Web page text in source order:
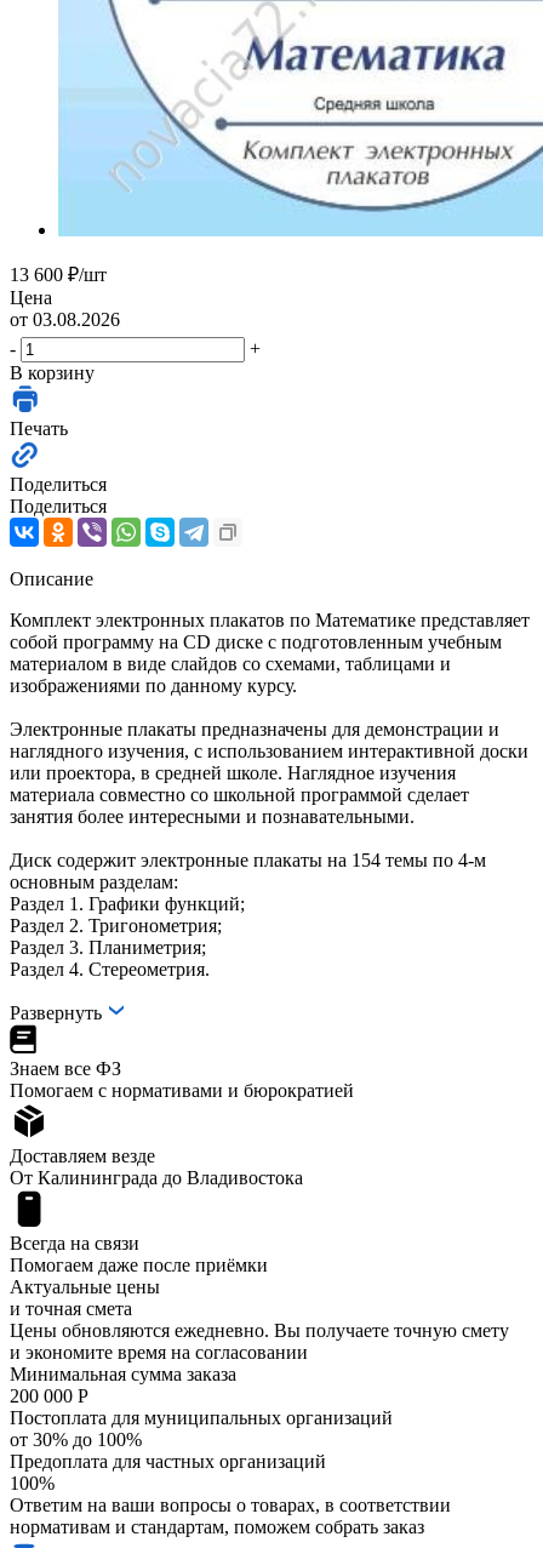
13 600 ₽/шт
Цена
от 03.08.2026
-
+
В корзину
Печать
Поделиться
Поделиться
Описание
Комплект электронных плакатов по Математике представляет
собой программу на CD диске с подготовленным учебным
материалом в виде слайдов со схемами, таблицами и
изображениями по данному курсу.
Электронные плакаты предназначены для демонстрации и
наглядного изучения, с использованием интерактивной доски
или проектора, в средней школе. Наглядное изучения
материала совместно со школьной программой сделает
занятия более интересными и познавательными.
Диск содержит электронные плакаты на 154 темы по 4-м
основным разделам:
Раздел 1. Графики функций;
Раздел 2. Тригонометрия;
Раздел 3. Планиметрия;
Раздел 4. Стереометрия.
Развернуть
Знаем все ФЗ
Помогаем с нормативами и бюрократией
Доставляем везде
От Калининграда до Владивостока
Всегда на связи
Помогаем даже после приёмки
Актуальные цены
и точная смета
Цены обновляются ежедневно. Вы получаете точную смету
и экономите время на согласовании
Минимальная сумма заказа
200 000 Р
Постоплата для муниципальных организаций
от 30% до 100%
Предоплата для частных организаций
100%
Ответим на ваши вопросы о товарах, в соответствии
нормативам и стандартам, поможем собрать заказ